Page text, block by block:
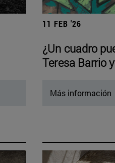
11 FEB '26
¿Un cuadro
Teresa Barrio
Más información